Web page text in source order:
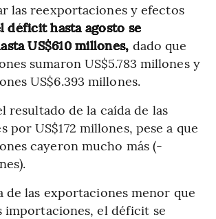
las reexportaciones y efectos
déficit hasta agosto se
US$610 millones, dado que
sumaron US$5.783 millones y
US$6.393 millones.
resultado de la caída de las
por US$172 millones, pese a que
cayeron mucho más (-
de las exportaciones menor que
importaciones, el déficit se